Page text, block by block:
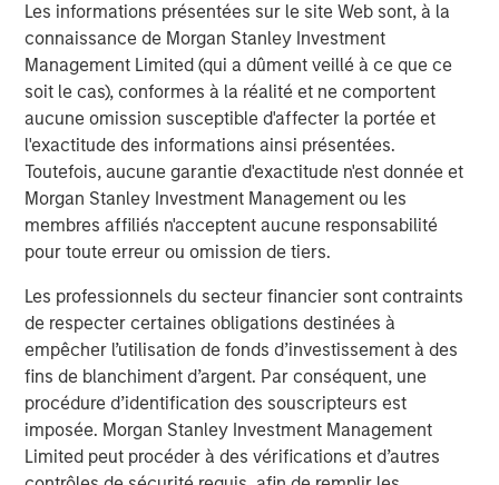
Les informations présentées sur le site Web sont, à la
connaissance de Morgan Stanley Investment
Management Limited (qui a dûment veillé à ce que ce
soit le cas), conformes à la réalité et ne comportent
aucune omission susceptible d'affecter la portée et
l'exactitude des informations ainsi présentées.
Toutefois, aucune garantie d'exactitude n'est donnée et
Morgan Stanley Investment Management ou les
membres affiliés n'acceptent aucune responsabilité
pour toute erreur ou omission de tiers.
Les professionnels du secteur financier sont contraints
de respecter certaines obligations destinées à
empêcher l’utilisation de fonds d’investissement à des
fins de blanchiment d’argent. Par conséquent, une
procédure d’identification des souscripteurs est
imposée. Morgan Stanley Investment Management
Limited peut procéder à des vérifications et d’autres
The current macroenvironment remains resilient
despite elevated volatility and divergence across
markets. As inflation and energy prices keep
central banks hawkish, real estate continues to
offer attractive relative value, supported by a
25% repricing, durable income streams, and
constrained supply. In this environment,
diversified portfolios and selective asset-level
investing remain critical.
7 AOÛT 2026
RISK CONSIDERATIONS
Diversificationneither assures a profit nor guarantees against
loss in a declining market.